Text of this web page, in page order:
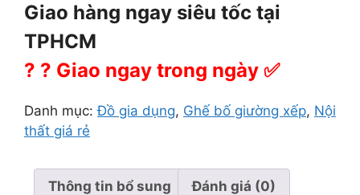
Giao hàng ngay siêu tốc tại
TPHCM
? ? Giao ngay trong ngày ✅
Danh mục:Đồ gia dụng, Ghế bố giường xếp, Nội
thất giá rẻ
Thông tin bổ sung Đánh giá (0)